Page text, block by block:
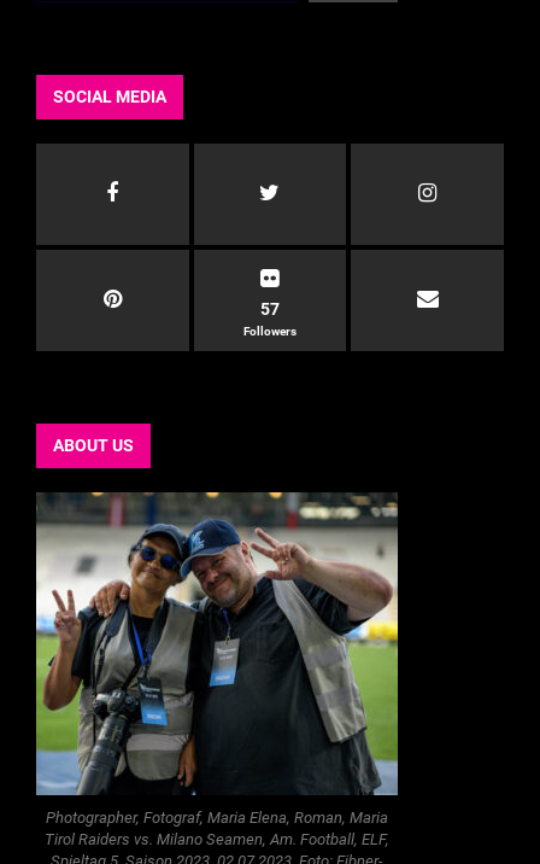
SOCIAL MEDIA
57
Followers
ABOUT US
Photographer, Fotograf, Maria Elena, Roman, Maria
Tirol Raiders vs. Milano Seamen, Am. Football, ELF,